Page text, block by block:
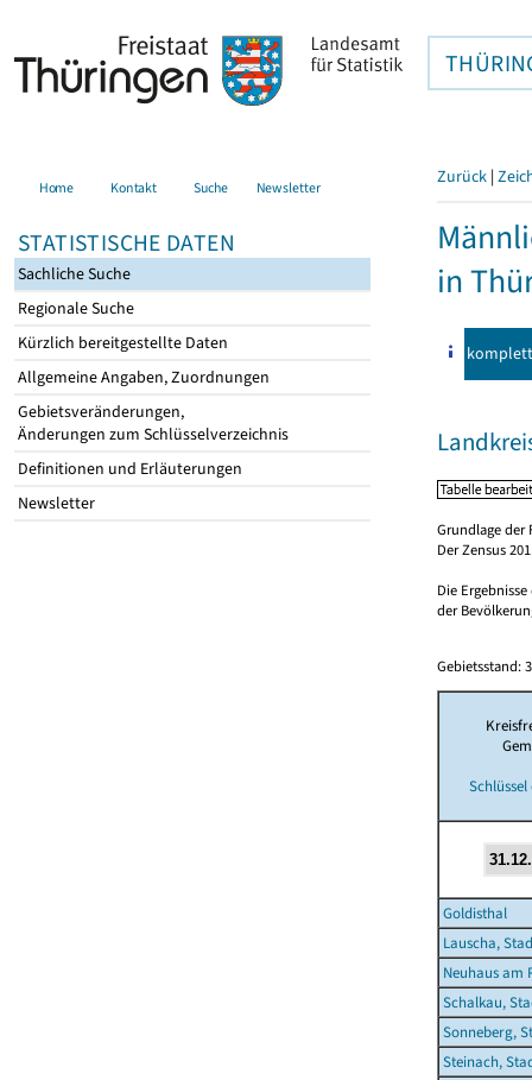
Home Kontakt Suche Newsletter
STATISTISCHE DATEN
Sachliche Suche
Regionale Suche
Kürzlich bereitgestellte Daten
Allgemeine Angaben, Zuordnungen
Gebietsveränderungen,
Änderungen zum Schlüsselverzeichnis
Definitionen und Erläuterungen
Newsletter
Zurück |
in
komplett
Grundlage der
Der Zensus
Die
der
Gebietsstand:
Goldisthal
Lauscha,
Neuhaus am
Schalkau,
Sonneberg,
Steinach,